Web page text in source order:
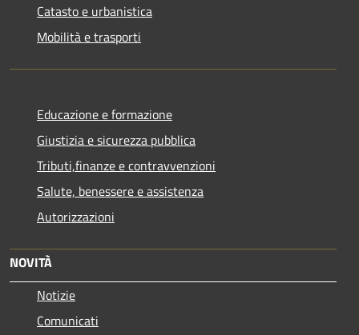
Catasto e urbanistica
Mobilità e trasporti
Educazione e formazione
Giustizia e sicurezza pubblica
Tributi,finanze e contravvenzioni
Salute, benessere e assistenza
Autorizzazioni
NOVITÀ
Notizie
Comunicati